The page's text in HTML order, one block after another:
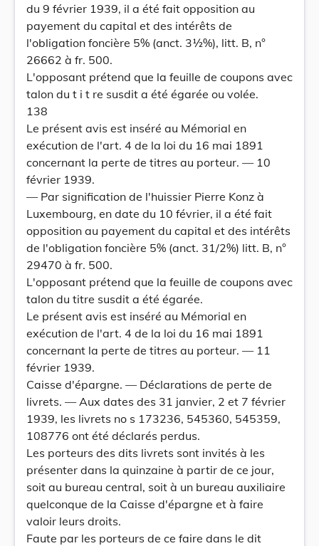
du 9 février 1939, il a été fait opposition au
payement du capital et des intérêts de
l'obligation foncière 5% (anct. 3½%), litt. B, n°
26662 à fr. 500.
L'opposant prétend que la feuille de coupons avec
talon du t i t re susdit a été égarée ou volée.
138
Le présent avis est inséré au Mémorial en
exécution de l'art. 4 de la loi du 16 mai 1891
concernant la perte de titres au porteur. — 10
février 1939.
— Par signification de l'huissier Pierre Konz à
Luxembourg, en date du 10 février, il a été fait
opposition au payement du capital et des intérêts
de l'obligation foncière 5% (anct. 31/2%) litt. B, n°
29470 à fr. 500.
L'opposant prétend que la feuille de coupons avec
talon du titre susdit a été égarée.
Le présent avis est inséré au Mémorial en
exécution de l'art. 4 de la loi du 16 mai 1891
concernant la perte de titres au porteur. — 11
février 1939.
Caisse d'épargne. — Déclarations de perte de
livrets. — Aux dates des 31 janvier, 2 et 7 février
1939, les livrets no s 173236, 545360, 545359,
108776 ont été déclarés perdus.
Les porteurs des dits livrets sont invités à les
présenter dans la quinzaine à partir de ce jour,
soit au bureau central, soit à un bureau auxiliaire
quelconque de la Caisse d'épargne et à faire
valoir leurs droits.
Faute par les porteurs de ce faire dans le dit